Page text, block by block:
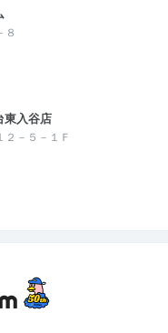
８
東入谷店
２－５－１Ｆ